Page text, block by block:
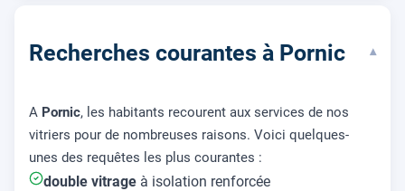
Recherches courantes à Pornic ▾
A Pornic, les habitants recourent aux services de nos
vitriers pour de nombreuses raisons. Voici quelques-
unes des requêtes les plus courantes :
double vitrage à isolation renforcée